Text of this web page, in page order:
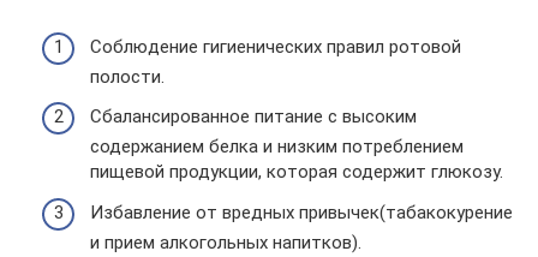
Соблюдение гигиенических правил ротовой
полости.
Сбалансированное питание с высоким
содержанием белка и низким потреблением
пищевой продукции, которая содержит глюкозу.
Избавление от вредных привычек(табакокурение
и прием алкогольных напитков).